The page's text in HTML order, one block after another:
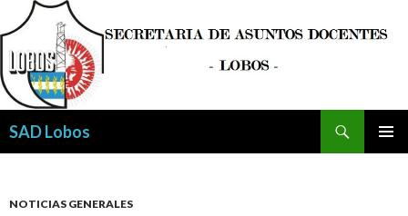
SAD Lobos
NOTICIAS GENERALES